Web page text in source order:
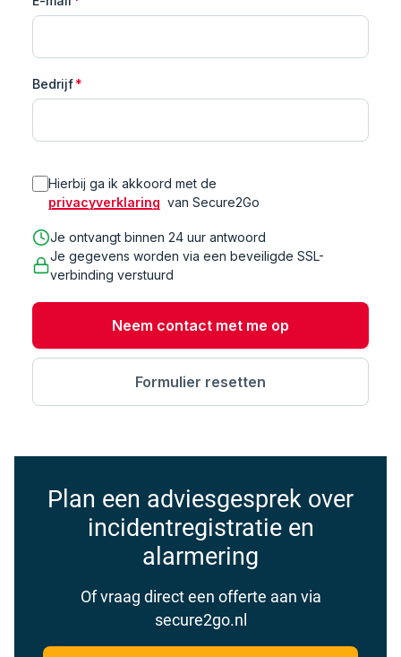
Bedrijf*
Hierbij ga ik akkoord met de
privacyverklaring van Secure2Go
Je ontvangt binnen 24 uur antwoord
Je gegevens worden via een beveiligde SSL-
verbinding verstuurd
Plan een adviesgesprek over
incidentregistratie en
alarmering
Of vraag direct een offerte aan via
secure2go.nl